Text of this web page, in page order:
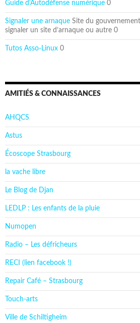
Guide d'Autodéfense numérique 0
Signaler une arnaque Site du
signaler un site d’arnaque ou autre 0
Tutos Asso-Linux 0
AMITIÉS & CONNAISSANCES
AHQCS
Astus
Écoscope Strasbourg
la vache libre
Le Blog de Djan
LEDLP : Les enfants de la pluie
Numopen
Radio – Les défricheurs
RECI (lien facebook !)
Repair Café – Strasbourg
Touch-arts
Ville de Schiltigheim